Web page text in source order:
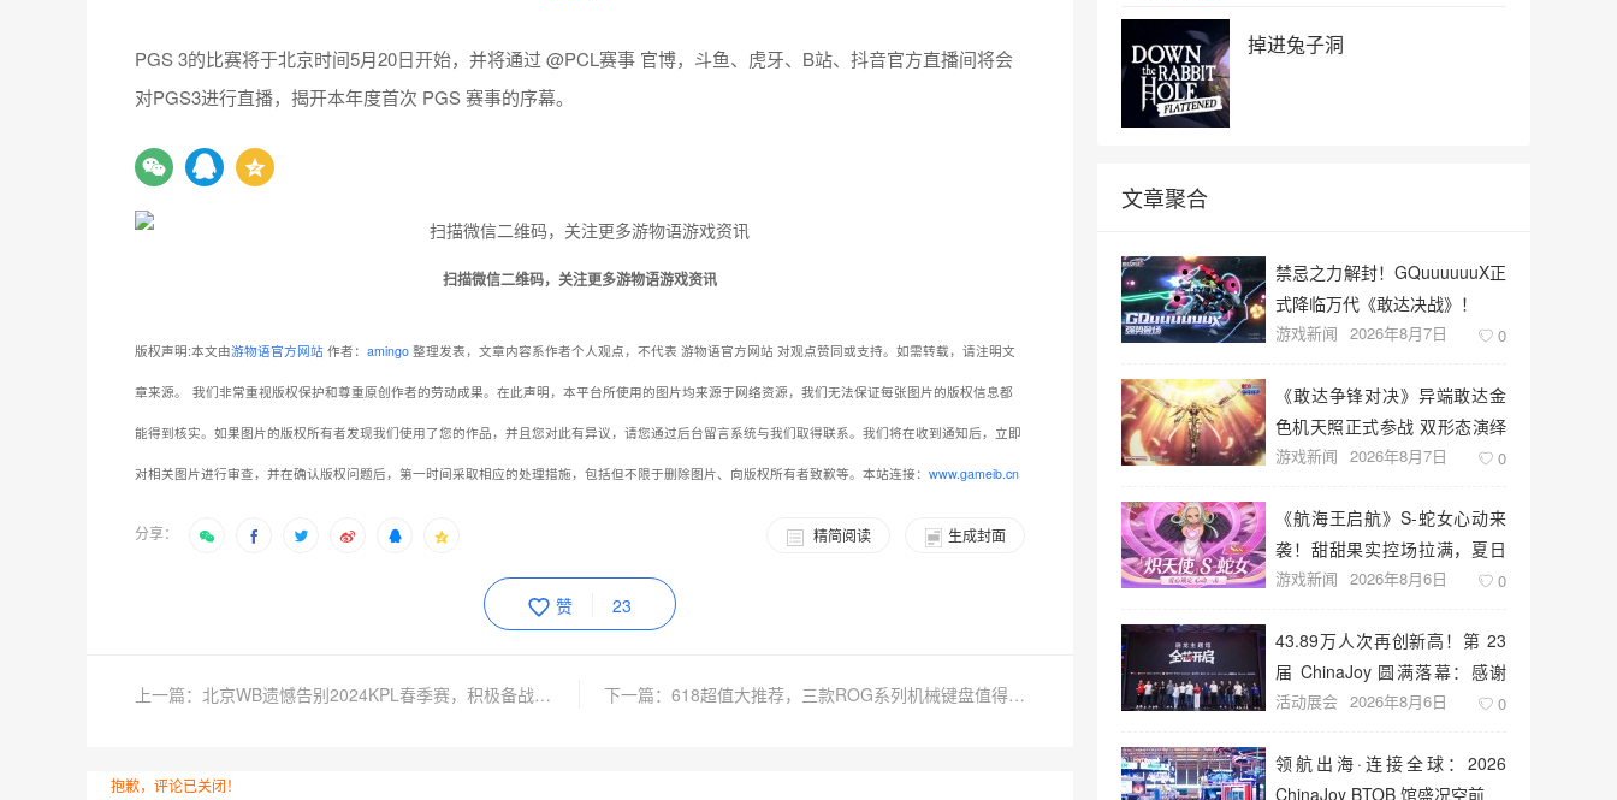
整理发表，文章内容系作者个人观点，不代表 游物语官方网站 对观点赞同或支持。如需转载，请注明文
能得到核实。如果图片的版权所有者发现我们使用了您的作品，并且您对此有异议，请您通过后台留言系统与我们取得联系。我们将在收到通知后，立即
对相关图片进行审查，并在确认版权问题后，第一时间采取相应的处理措施，包括但不限于删除图片、向版权所有者致歉等。本站连接：www.gameib.cn
上一篇：北京WB遗憾告别2024KPL春季赛，积极备战力求夏日突破自我
抱歉，评论已关闭！
掉进兔子洞
文章聚合
禁忌之力解封！GQuuuuuuX正
式降临万代《敢达决战》！
游戏新闻 2026年8月7日 0
《敢达争锋对决》异端敢达金
色机天照正式参战 双形态演绎
空中战技
游戏新闻 2026年8月7日 0
《航海王启航》S-蛇女心动来
袭！甜甜果实控场拉满，夏日
盛宴开启
游戏新闻 2026年8月6日 0
43.89万人次再创新高！第 23
届 ChinaJoy 圆满落幕：感谢
有你，共赴这场“与 AI 同游”的
活动展会 2026年8月6日 0
领航出海·连接全球：2026
ChinaJoy BTOB 馆盛况空前